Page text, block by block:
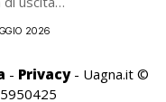
2026
- Privacy- Uagna.it ©